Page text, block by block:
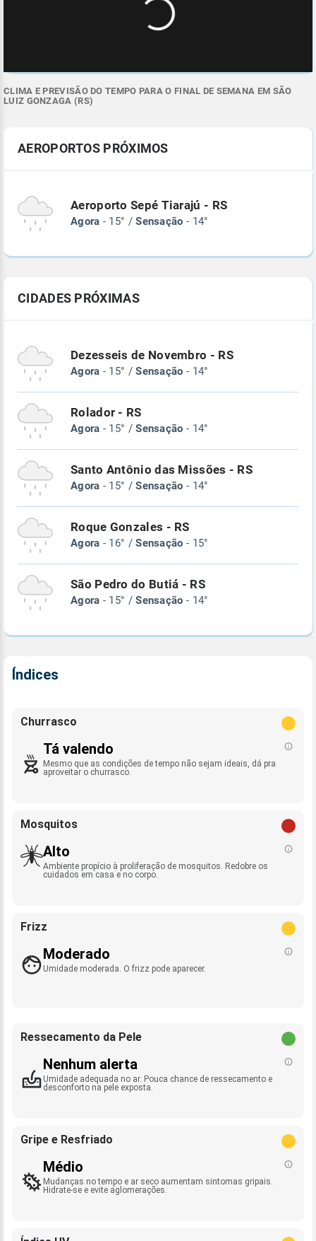
CLIMA E PREVISÃO DO TEMPO PARA O FINAL DE SEMANA EM SÃO
LUIZ GONZAGA (RS)
AEROPORTOS PRÓXIMOS
Aeroporto Sepé Tiarajú - RS
Agora - 15° /Sensação - 14°
CIDADES PRÓXIMAS
Dezesseis de Novembro - RS
Agora - 15° /Sensação - 14°
Rolador - RS
Agora - 15° /Sensação - 14°
Santo Antônio das Missões - RS
Agora - 15° /Sensação - 14°
Roque Gonzales - RS
Agora - 16° /Sensação - 15°
São Pedro do Butiá - RS
Agora - 15° /Sensação - 14°
Índices
Churrasco
Tá valendo
Mesmo que as condições de tempo não sejam ideais, dá pra
aproveitar o churrasco.
Mosquitos
Alto
Ambiente propício à proliferação de mosquitos. Redobre os
cuidados em casa e no corpo.
Frizz
Moderado
Umidade moderada. O frizz pode aparecer.
Ressecamento da Pele
Nenhum alerta
Umidade adequada no ar. Pouca chance de ressecamento e
desconforto na pele exposta.
Gripe e Resfriado
Médio
Mudanças no tempo e ar seco aumentam sintomas gripais.
Hidrate-se e evite aglomerações.